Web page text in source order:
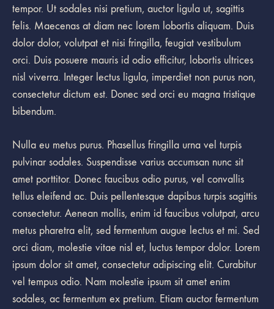
tempor. Ut sodales nisi pretium, auctor ligula ut, sagittis
felis. Maecenas at diam nec lorem lobortis aliquam. Duis
dolor dolor, volutpat et nisi fringilla, feugiat vestibulum
orci. Duis posuere mauris id odio efficitur, lobortis ultrices
nisl viverra. Integer lectus ligula, imperdiet non purus non,
consectetur dictum est. Donec sed orci eu magna tristique
bibendum.
Nulla eu metus purus. Phasellus fringilla urna vel turpis
pulvinar sodales. Suspendisse varius accumsan nunc sit
amet porttitor. Donec faucibus odio purus, vel convallis
tellus eleifend ac. Duis pellentesque dapibus turpis sagittis
consectetur. Aenean mollis, enim id faucibus volutpat, arcu
metus pharetra elit, sed fermentum augue lectus et mi. Sed
orci diam, molestie vitae nisl et, luctus tempor dolor. Lorem
ipsum dolor sit amet, consectetur adipiscing elit. Curabitur
vel tempus odio. Nam molestie ipsum sit amet enim
sodales, ac fermentum ex pretium. Etiam auctor fermentum